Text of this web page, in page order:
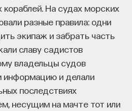
кораблей. На судах морских
разные правила: одни
экипаж и забрать часть
славу садистов
владельцы судов
информацию и делали
последствиях
несущим на мачте тот или